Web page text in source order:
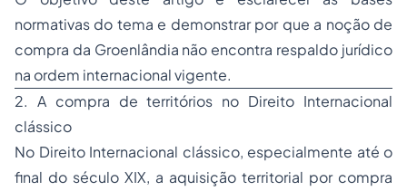
normativas do tema e demonstrar por que a noção de
compra da Groenlândia não encontra respaldo jurídico
na ordem internacional vigente.
2. A compra de territórios no Direito Internacional
clássico
No Direito Internacional clássico, especialmente até o
final do século XIX, a aquisição territorial por compra